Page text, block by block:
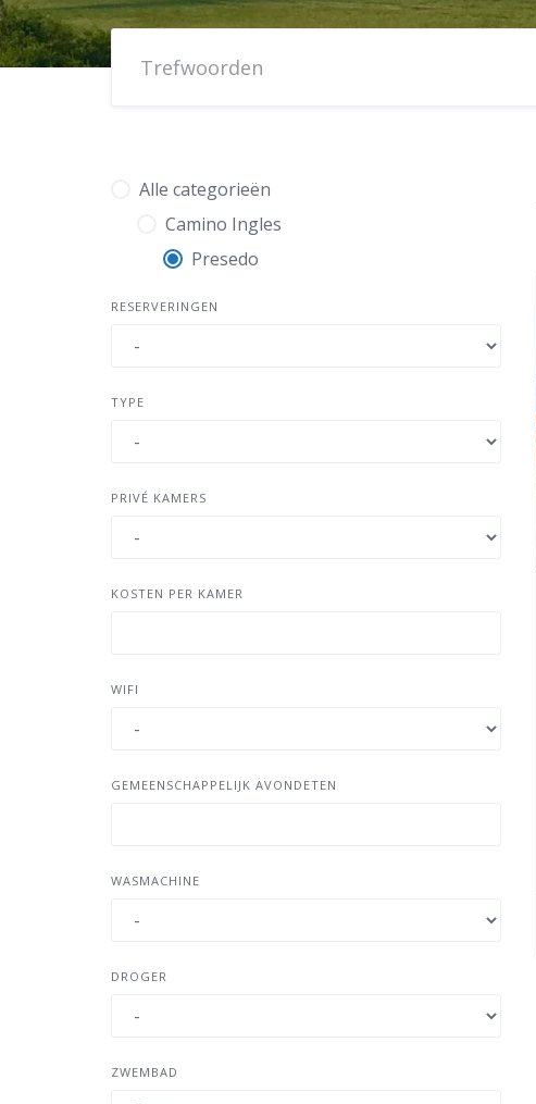
Alle categorieën
Camino Ingles
Presedo
RESERVERINGEN
TYPE
PRIVÉ KAMERS
KOSTEN PER KAMER
WIFI
GEMEENSCHAPPELIJK AVONDETEN
WASMACHINE
DROGER
ZWEMBAD